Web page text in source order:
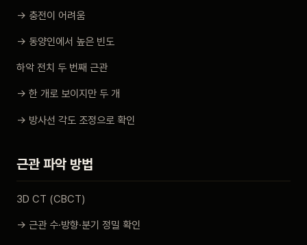
→ 충전이 어려움
→ 동양인에서 높은 빈도
하악 전치 두 번째 근관
→ 한 개로 보이지만 두 개
→ 방사선 각도 조정으로 확인
근관 파악 방법
3D CT (CBCT)
→ 근관 수·방향·분기 정밀 확인